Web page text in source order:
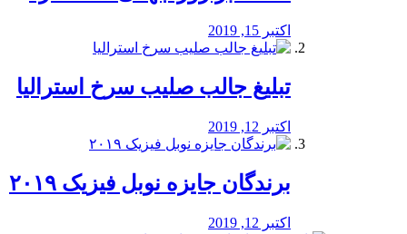
اکتبر 15, 2019
تبلیغ جالب صلیب سرخ استرالیا
اکتبر 12, 2019
برندگان جایزه نوبل فیزیک ۲۰۱۹
اکتبر 12, 2019